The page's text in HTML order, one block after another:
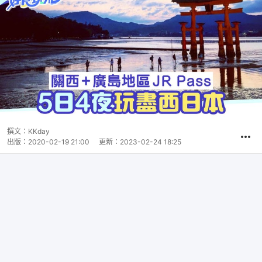
撰文： KKday
出版： 2020-02-19 21:00 更新： 2023-02-24 18:25